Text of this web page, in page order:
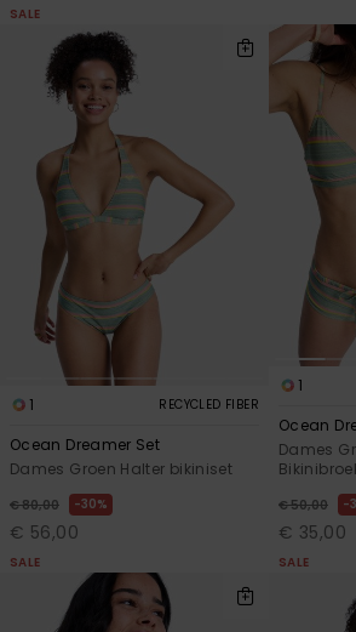
SALE
1 RECYCLED FIBER
Ocean Dreamer Set
Dames Groen Halter bikiniset
€ 80,00 30%
€ 56,00
SALE
1
Ocean
Dames
€ 50,00
€ 35,00
SALE